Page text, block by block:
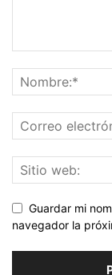
Guardar mi
navegador la